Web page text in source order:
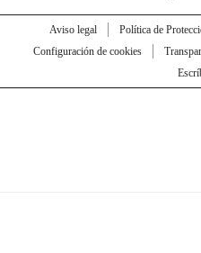
Aviso legal Política de
Configuración de cookies